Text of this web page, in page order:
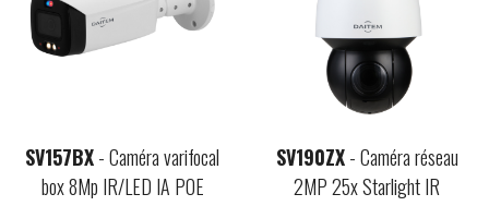
SV157BX- Caméra varifocal
box 8Mp IR/LED IA POE
SV190ZX- Caméra réseau
2MP 25x Starlight IR